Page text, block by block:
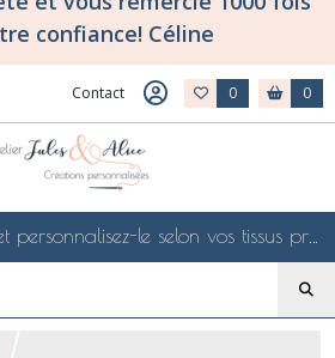
confiance! Céline
Contact 0 0
Choisissez un modèle et personnalisez-le selon vos tissus préférés de mes collections en ligne, je le confectionnerai selon vos souhaits